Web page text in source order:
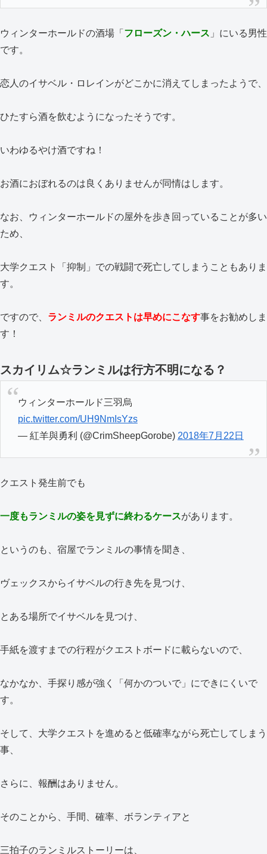
ウィンターホールドの酒場「 フローズン・ハース 」にいる男性
です。
恋人のイサベル・ロレインがどこかに消えてしまったようで、
ひたすら酒を飲むようになったそうです。
いわゆるやけ酒ですね！
お酒におぼれるのは良くありませんが同情はします。
なお、ウィンターホールドの屋外を歩き回っていることが多い
ため、
大学クエスト「抑制」での戦闘で死亡してしまうこともありま
す。
ですので、 ランミルのクエストは早めにこなす事をお勧めしま
す！
スカイリム☆ランミルは行方不明になる？
ウィンターホールド三羽烏
pic.twitter.com/UH9NmIsYzs
— 紅羊與勇利 (@CrimSheepGorobe) 2018年7月22日
クエスト発生前でも
一度もランミルの姿を見ずに終わるケースがあります。
というのも、宿屋でランミルの事情を聞き、
ヴェックスからイサベルの行き先を見つけ、
とある場所でイサベルを見つけ、
手紙を渡すまでの行程がクエストボードに載らないので、
なかなか、手探り感が強く「何かのついで」にできにくいで
す。
そして、大学クエストを進めると低確率ながら死亡してしまう
事、
さらに、報酬はありません。
そのことから、手間、確率、ボランティアと
三拍子のランミルストーリーは、